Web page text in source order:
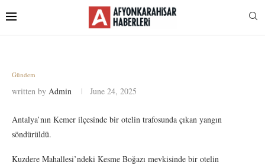
Gündem
written by Admin June 24, 2025
Antalya’nın Kemer ilçesinde bir otelin trafosunda çıkan yangın
söndürüldü.
Kuzdere Mahallesi’ndeki Kesme Boğazı mevkisinde bir otelin